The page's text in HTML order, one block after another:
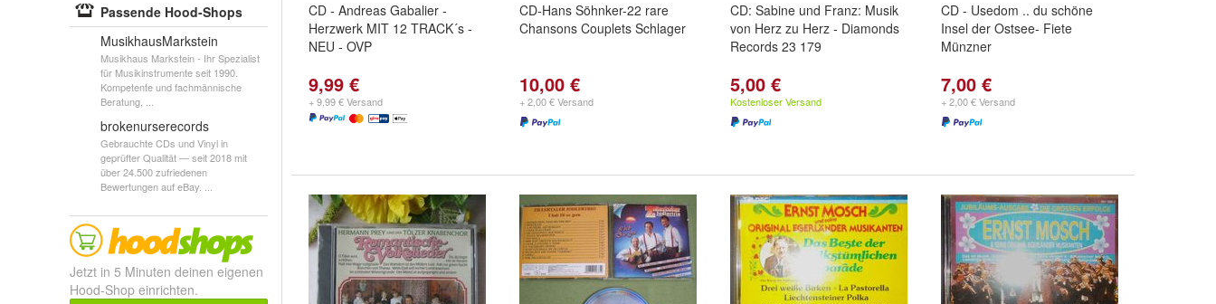
Passende Hood-Shops
MusikhausMarkstein
Musikhaus Markstein - Ihr Spezialist
für Musikinstrumente seit 1990.
Kompetente und fachmännische
Beratung, ...
brokenurserecords
Gebrauchte CDs und Vinyl in
geprüfter Qualität — seit 2018 mit
über 24.500 zufriedenen
Bewertungen auf eBay. ...
Jetzt in 5 Minuten deinen eigenen
Hood-Shop einrichten.
CD - Andreas Gabalier -
Herzwerk MIT 12 TRACK´s -
NEU - OVP
9,99 €
+ 9,99 € Versand
CD-Hans Söhnker-22 rare
Chansons Couplets Schlager
10,00 €
+ 2,00 € Versand
CD: Sabine und Franz: Musik
von Herz zu Herz - Diamonds
Records 23 179
5,00 €
Kostenloser Versand
CD - Usedom .. du schöne
Insel der Ostsee- Fiete
Münzner
7,00 €
+ 2,00 € Versand